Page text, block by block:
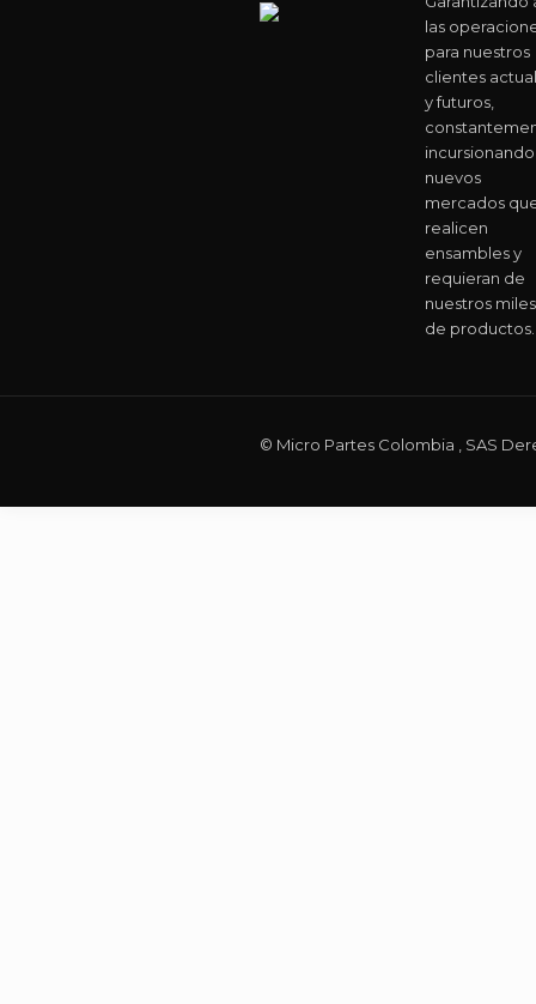
las
para nuestros
clientes
y futuros,
nuevos
mercados
realicen
ensambles y
requieran de
nuestros miles
de productos.
© Micro Partes Colombia , SAS